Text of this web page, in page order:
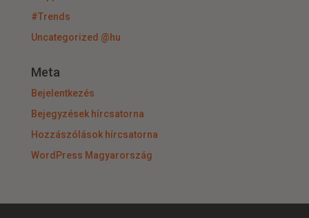
#Trends
Uncategorized @hu
Meta
Bejelentkezés
Bejegyzések hírcsatorna
Hozzászólások hírcsatorna
WordPress Magyarország